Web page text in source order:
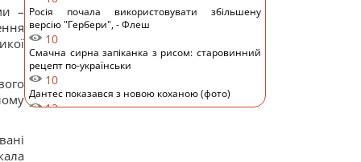
– Росія почала використовувати збільшену
версію "Гербери", - Флеш
10
Смачна сирна запіканка з рисом: старовинний
рецепт по-українськи
10
Дантес показався з новою коханою (фото)
12